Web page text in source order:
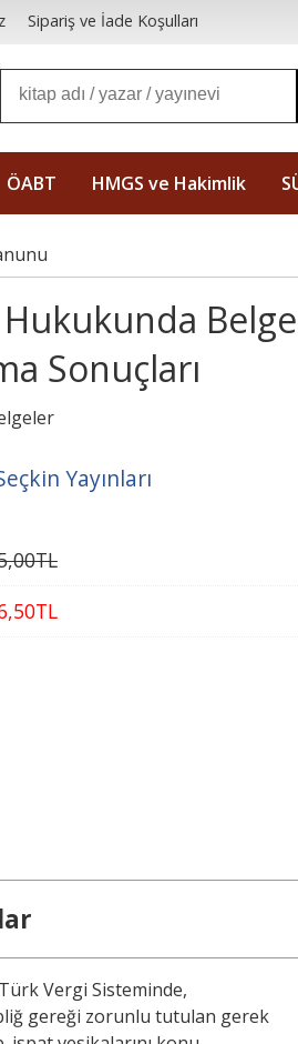
Sipariş ve İade Koşulları
ÖABT HMGS ve Hakimlik
Sonuçları
Yayınları
,00TL
,50TL
Vergi Sisteminde,
gereği zorunlu tutulan gerek